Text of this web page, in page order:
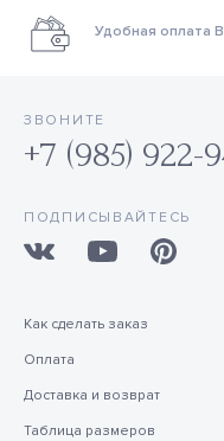
Удобная оплата
ЗВОНИТЕ
+7 (985) 922-
ПОДПИСЫВАЙТЕСЬ
Как сделать заказ
Оплата
Доставка и возврат
Таблица размеров